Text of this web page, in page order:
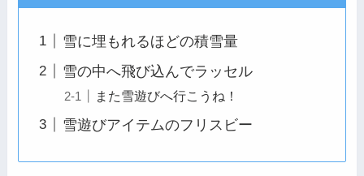
雪に埋もれるほどの積雪量
雪の中へ飛び込んでラッセル
また雪遊びへ行こうね！
雪遊びアイテムのフリスビー